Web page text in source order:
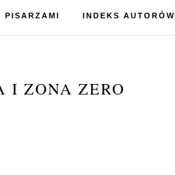
PISARZAMI INDEKS AUTORÓW
I ZONA ZERO